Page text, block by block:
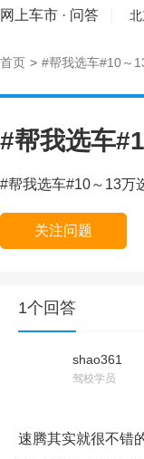
网上车市 · 问答
首页 > #帮我选车#10～
#帮我选车
#帮我选车#10～13万
关注问题
1个回答
shao361
驾校学员
速腾其实就很不错